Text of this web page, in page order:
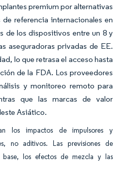
premium por alternativas
referencia internacionales en
de los dispositivos entre un 8 y
aseguradoras privadas de EE.
lo que retrasa el acceso hasta
de la FDA. Los proveedores
y monitoreo remoto para
que las marcas de valor
Asiático.
los impactos de impulsores y
no aditivos. Las previsiones de
base, los efectos de mezcla y las